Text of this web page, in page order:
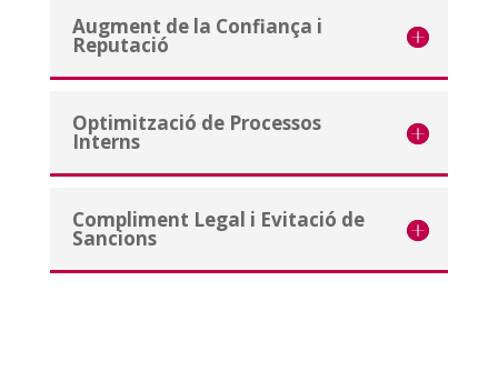
Augment de la Confiança i
Reputació
Optimització de Processos
Interns
Compliment Legal i Evitació de
Sancions